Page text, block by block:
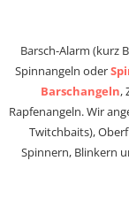
Barsch-Alarm (kurz
Spinnangeln oder
Barschangeln,
Rapfenangeln. Wir
Twitchbaits),
Spinnern, Blinkern